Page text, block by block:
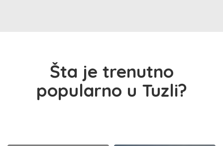
Šta je trenutno
popularno u Tuzli?